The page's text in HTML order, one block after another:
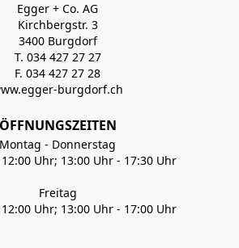
Egger + Co. AG
Kirchbergstr. 3
3400 Burgdorf
T. 034 427 27 27
F. 034 427 27 28
burgdorf.ch
ÖFFNUNGSZEITEN
Montag - Donnerstag
Uhr; 13:00 Uhr - 17:30 Uhr
Freitag
Uhr; 13:00 Uhr - 17:00 Uhr